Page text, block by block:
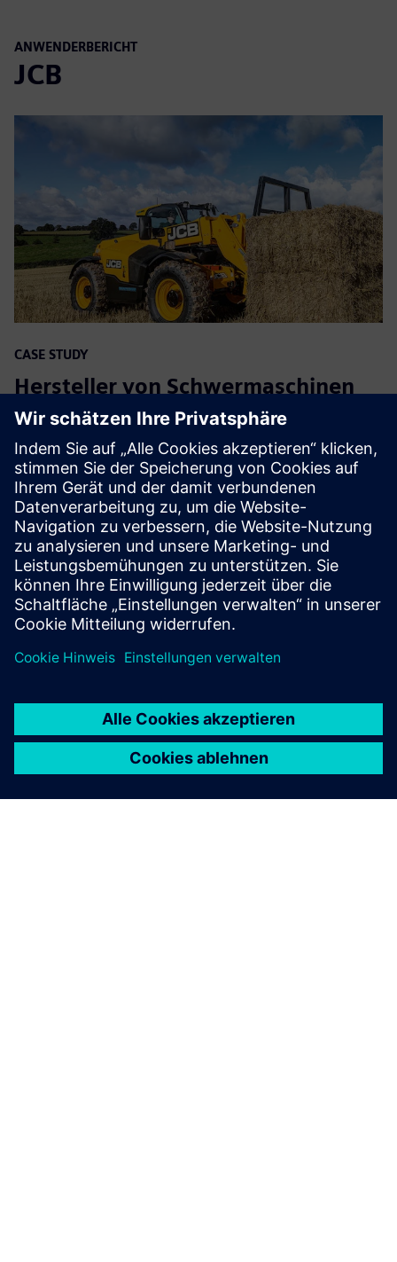
ANWENDERBERICHT
JCB
CASE STUDY
Hersteller von Schwermaschinen
forciert Digitalisierung
Unternehmen: JCB
Branche: Schwermaschinen
Standort: Rocester, United Kingdom
Siemens Software: Geolus, NX, PLM Open, Teamcenter
Lesen